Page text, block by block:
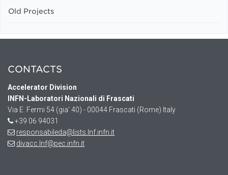
Old Projects
CONTACTS
Accelerator Division
INFN-Laboratori Nazionali di Frascati
Via E. Fermi 54 (gia' 40) - 00044 Frascati (Rome) Italy
+39 06 94031
responsabileda@lists.lnf.infn.it
divacc.lnf@pec.infn.it